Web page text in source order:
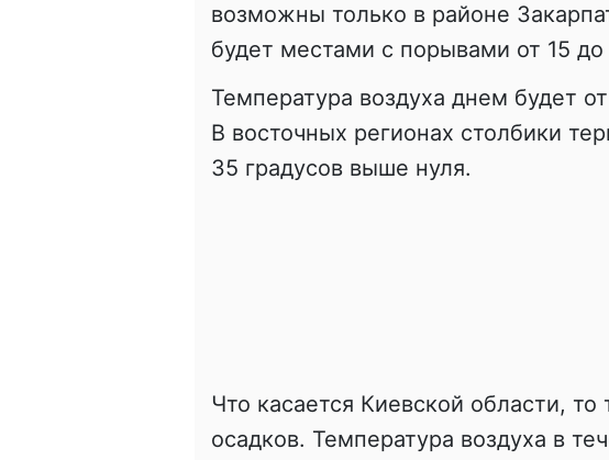
возможны только в районе
будет местами с порывами от 15
Температура воздуха днем ​​будет
В восточных регионах столбики
35 градусов выше нуля.
Что касается Киевской области,
осадков. Температура воздуха в